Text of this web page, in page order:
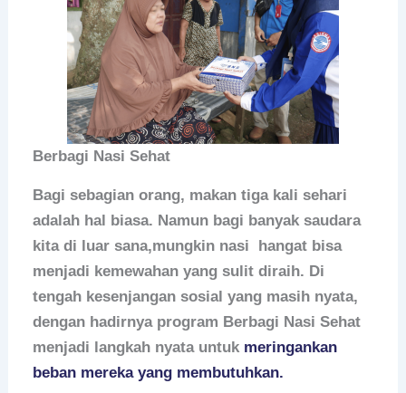
Berbagi Nasi Sehat
Bagi sebagian orang, makan tiga kali sehari
adalah hal biasa. Namun bagi banyak saudara
kita di luar sana,mungkin nasi hangat bisa
menjadi kemewahan yang sulit diraih. Di
tengah kesenjangan sosial yang masih nyata,
dengan hadirnya program Berbagi Nasi Sehat
menjadi langkah nyata untuk meringankan
beban mereka yang membutuhkan.